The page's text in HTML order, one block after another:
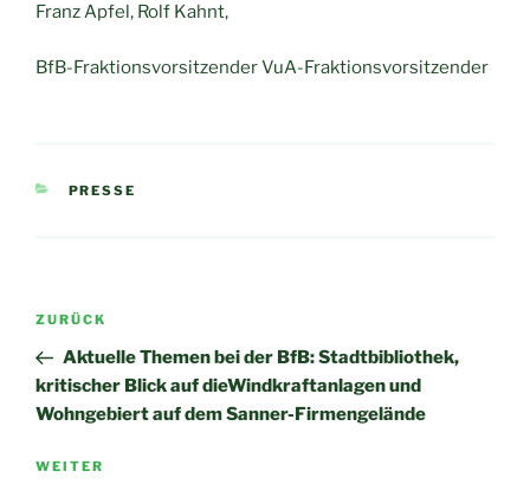
Franz Apfel, Rolf Kahnt,
BfB-Fraktionsvorsitzender VuA-Fraktionsvorsitzender
KATEGORIEN
PRESSE
Beitragsnavigation
Vorheriger
Beitrag
ZURÜCK
Aktuelle Themen bei der BfB: Stadtbibliothek,
kritischer Blick auf dieWindkraftanlagen und
Wohngebiert auf dem Sanner-Firmengelände
Nächster
WEITER